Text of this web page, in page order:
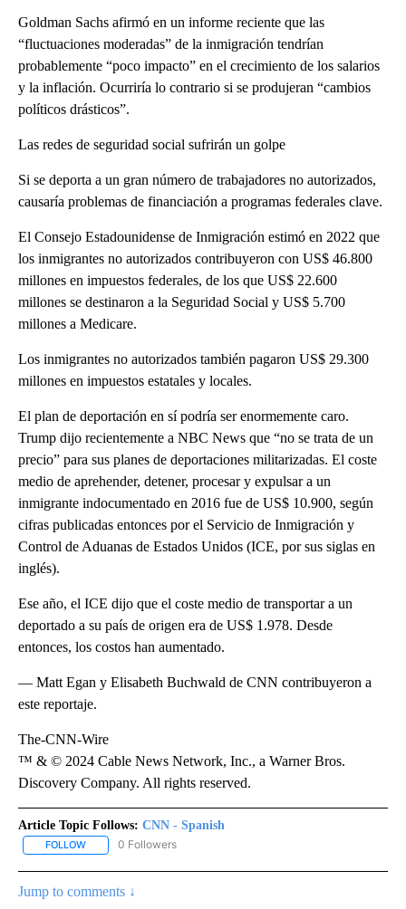
Goldman Sachs afirmó en un informe reciente que las
“fluctuaciones moderadas” de la inmigración tendrían
probablemente “poco impacto” en el crecimiento de los salarios
y la inflación. Ocurriría lo contrario si se produjeran “cambios
políticos drásticos”.
Las redes de seguridad social sufrirán un golpe
Si se deporta a un gran número de trabajadores no autorizados,
causaría problemas de financiación a programas federales clave.
El Consejo Estadounidense de Inmigración estimó en 2022 que
los inmigrantes no autorizados contribuyeron con US$ 46.800
millones en impuestos federales, de los que US$ 22.600
millones se destinaron a la Seguridad Social y US$ 5.700
millones a Medicare.
Los inmigrantes no autorizados también pagaron US$ 29.300
millones en impuestos estatales y locales.
El plan de deportación en sí podría ser enormemente caro.
Trump dijo recientemente a NBC News que “no se trata de un
precio” para sus planes de deportaciones militarizadas. El coste
medio de aprehender, detener, procesar y expulsar a un
inmigrante indocumentado en 2016 fue de US$ 10.900, según
cifras publicadas entonces por el Servicio de Inmigración y
Control de Aduanas de Estados Unidos (ICE, por sus siglas en
inglés).
Ese año, el ICE dijo que el coste medio de transportar a un
deportado a su país de origen era de US$ 1.978. Desde
entonces, los costos han aumentado.
— Matt Egan y Elisabeth Buchwald de CNN contribuyeron a
este reportaje.
The-CNN-Wire
™ & © 2024 Cable News Network, Inc., a Warner Bros.
Discovery Company. All rights reserved.
Article Topic Follows: CNN - Spanish
FOLLOW FOLLOW "CNN - SPANISH" TO RECEIVE NOTIFICATIONS ABOUT
0 Followers
Jump to comments ↓